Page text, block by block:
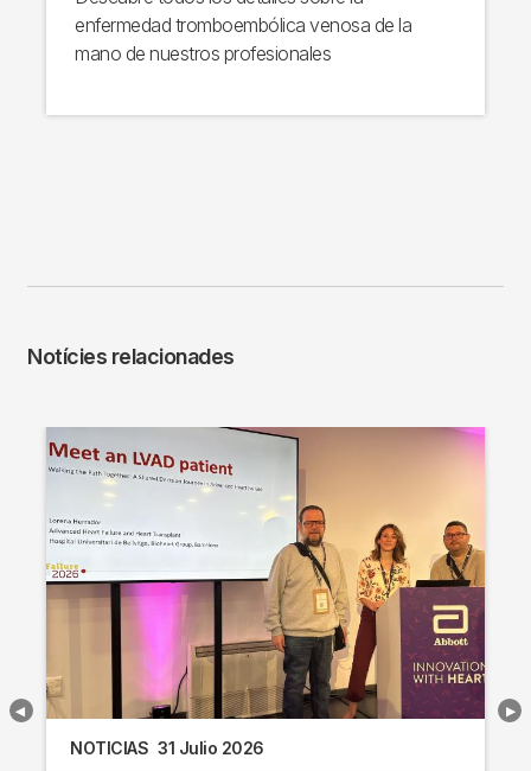
enfermedad tromboembólica venosa de la
mano de nuestros profesionales
Notícies relacionades
NOTICIAS 31 Julio 2026